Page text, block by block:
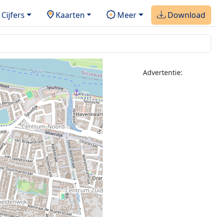
Cijfers Kaarten Meer Download
Advertentie: